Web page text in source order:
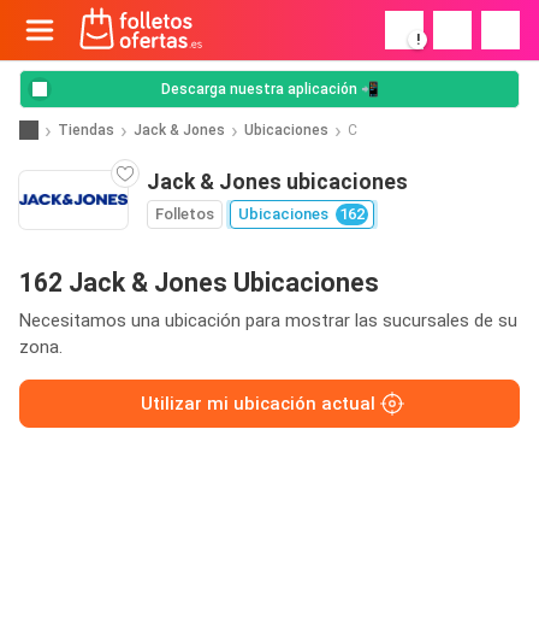
!
Descarga nuestra aplicación 📲
Tiendas Jack & Jones Ubicaciones C
Jack & Jones ubicaciones
Folletos Ubicaciones 162
162 Jack & Jones Ubicaciones
Necesitamos una ubicación para mostrar las sucursales de su
zona.
Utilizar mi ubicación actual